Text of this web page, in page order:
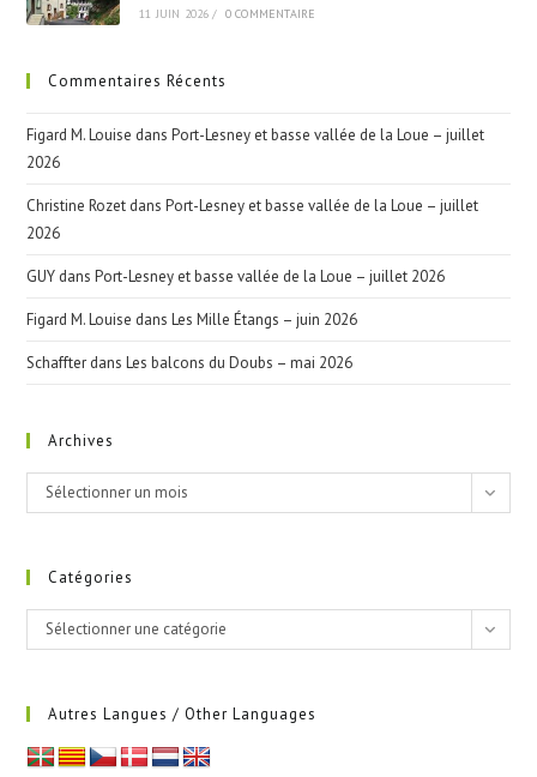
11 JUIN 2026 / 0 COMMENTAIRE
Commentaires Récents
Figard M. Louise dansPort-Lesney et basse vallée de la Loue – juillet
2026
Christine Rozet dansPort-Lesney et basse vallée de la Loue – juillet
2026
GUY dansPort-Lesney et basse vallée de la Loue – juillet 2026
Figard M. Louise dansLes Mille Étangs – juin 2026
Schaffter dansLes balcons du Doubs – mai 2026
Archives
Archives
Sélectionner un mois
Catégories
Catégories
Sélectionner une catégorie
Autres Langues / Other Languages